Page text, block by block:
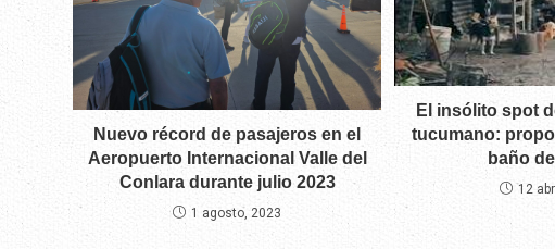
Nuevo récord de pasajeros en el
Aeropuerto Internacional Valle del
Conlara durante julio 2023
1 agosto, 2023
El insólito spot
tucumano:
baño
12